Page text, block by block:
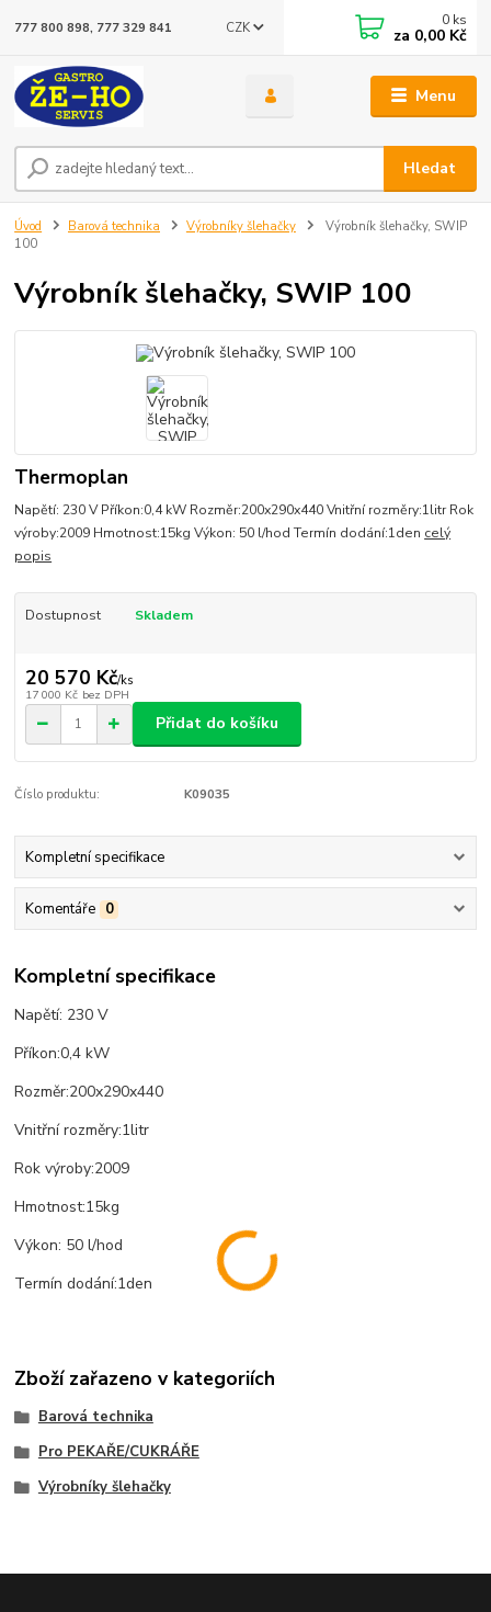
Menu
CZK
Hledat
777 800 898, 777 329 841 0 ks
za 0,00 Kč
Úvod Barová technika Výrobníky šlehačky
Výrobník šlehačky, SWIP
100
Výrobník šlehačky, SWIP 100
Thermoplan
Napětí: 230 V Příkon:0,4 kW Rozměr:200x290x440 Vnitřní rozměry:1litr Rok
výroby:2009 Hmotnost:15kg Výkon: 50 l/hod Termín dodání:1den celý
popis
Dostupnost Skladem
20 570 Kč/ks
17 000 Kč bez DPH
Přidat do košíku
Číslo produktu: K09035
Kompletní specifikace
Komentáře 0
Kompletní specifikace
Napětí: 230 V
Příkon:0,4 kW
Rozměr:200x290x440
Vnitřní rozměry:1litr
Rok výroby:2009
Hmotnost:15kg
Výkon: 50 l/hod
Termín dodání:1den
Zboží zařazeno v kategoriích
Barová technika
Pro PEKAŘE/CUKRÁŘE
Výrobníky šlehačky